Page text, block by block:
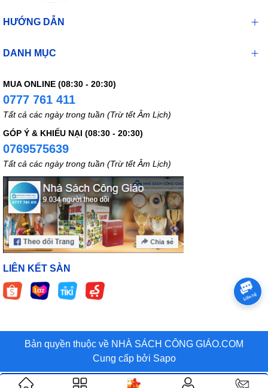
HƯỚNG DẪN
DANH MỤC
MUA ONLINE (08:30 - 20:30)
0777 761 411
Tất cả các ngày trong tuần (Trừ tết Âm Lịch)
GÓP Ý & KHIẾU NẠI (08:30 - 20:30)
0769575639
Tất cả các ngày trong tuần (Trừ tết Âm Lịch)
LIÊN KẾT SÀN
Bản quyền thuộc về NHÀ SÁCH CÔNG GIÁO.COM
Cung cấp bởi Sapo